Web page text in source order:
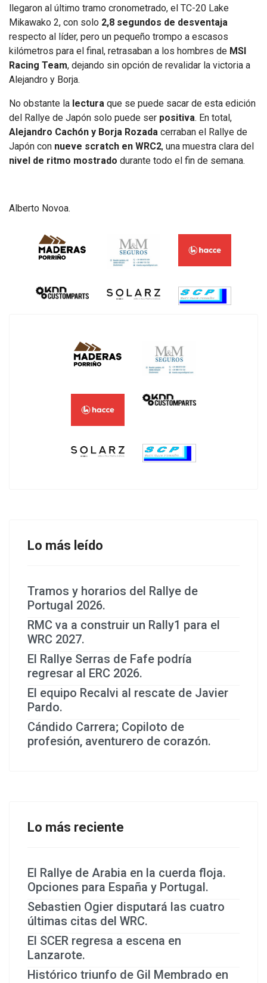
llegaron al último tramo cronometrado, el TC-20 Lake
Mikawako 2, con solo 2,8 segundos de desventaja
respecto al líder, pero un pequeño trompo a escasos
kilómetros para el final, retrasaban a los hombres de MSI
Racing Team, dejando sin opción de revalidar la victoria a
Alejandro y Borja.
No obstante la lectura que se puede sacar de esta edición
del Rallye de Japón solo puede ser positiva. En total,
Alejandro Cachón y Borja Rozada cerraban el Rallye de
Japón con nueve scratch en WRC2, una muestra clara del
nivel de ritmo mostrado durante todo el fin de semana.
Alberto Novoa.
Lo más leído
Tramos y horarios del Rallye de
Portugal 2026.
RMC va a construir un Rally1 para el
WRC 2027.
El Rallye Serras de Fafe podría
regresar al ERC 2026.
El equipo Recalvi al rescate de Javier
Pardo.
Cándido Carrera; Copiloto de
profesión, aventurero de corazón.
Lo más reciente
El Rallye de Arabia en la cuerda floja.
Opciones para España y Portugal.
Sebastien Ogier disputará las cuatro
últimas citas del WRC.
El SCER regresa a escena en
Lanzarote.
Histórico triunfo de Gil Membrado en